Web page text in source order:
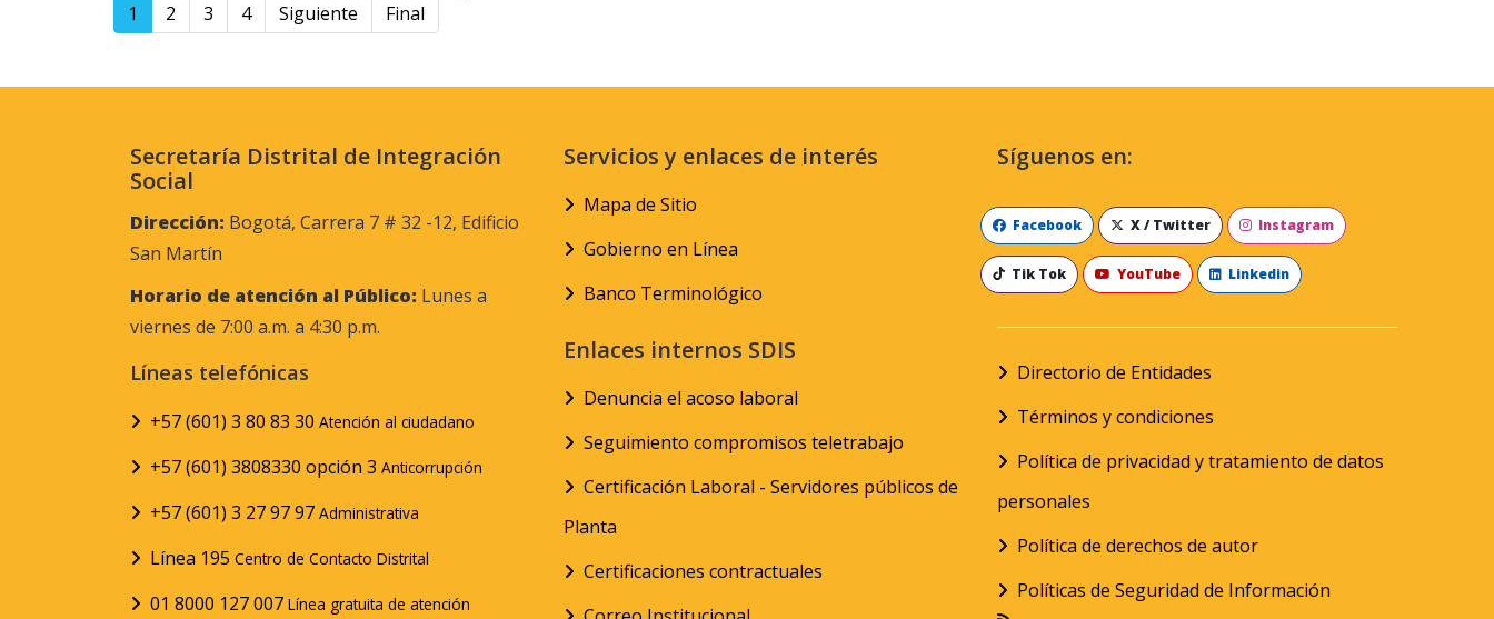
1
2 3 4 Siguiente Final
Secretaría Distrital de Integración
Social
Dirección: Bogotá, Carrera 7 # 32 -12, Edificio
San Martín
Horario de atención al Público: Lunes a
viernes de 7:00 a.m. a 4:30 p.m.
Líneas telefónicas
+57 (601) 3 80 83 30 Atención al ciudadano
+57 (601) 3808330 opción 3 Anticorrupción
+57 (601) 3 27 97 97 Administrativa
Línea 195 Centro de Contacto Distrital
01 8000 127 007 Línea gratuita de atención
Servicios y enlaces de interés
Mapa de Sitio
Gobierno en Línea
Banco Terminológico
Enlaces internos SDIS
Denuncia el acoso laboral
Seguimiento compromisos teletrabajo
Certificación Laboral - Servidores públicos de
Planta
Certificaciones contractuales
Síguenos en:
Facebook X / Twitter Instagram
Tik Tok YouTube Linkedin
Directorio de Entidades
Términos y condiciones
Política de privacidad y tratamiento de datos
personales
Política de derechos de autor
Políticas de Seguridad de Información